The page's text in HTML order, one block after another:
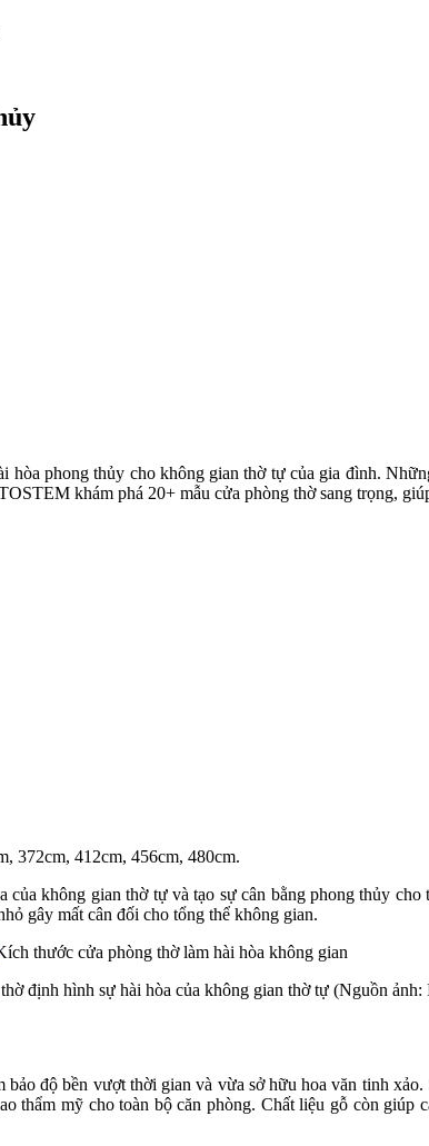
phong thủy cho không gian thờ tự của gia đình.
khám phá 20+ mẫu cửa phòng thờ sang trọng,
372cm, 412cm, 456cm, 480cm.
không gian thờ tự và tạo sự cân bằng phong thủy
gây mất cân đối cho tổng thể không gian.
định hình sự hài hòa của không gian thờ tự (Nguồn ảnh:
độ bền vượt thời gian và vừa sở hữu hoa văn tinh
thẩm mỹ cho toàn bộ căn phòng. Chất liệu gỗ còn